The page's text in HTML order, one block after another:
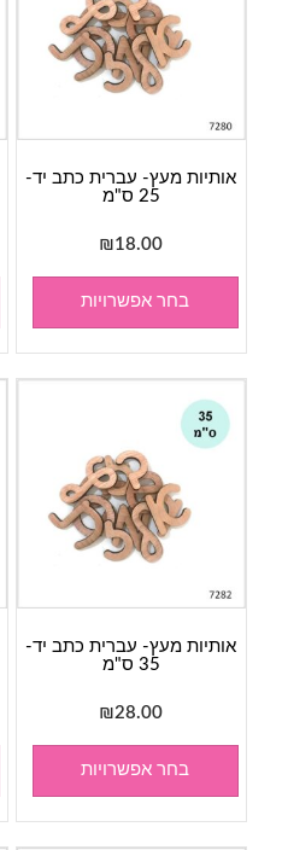
אותיות מעץ- עברית כתב יד-
25 ס"מ
₪18.00
בחר אפשרויות
אותיות מעץ- עברית כתב יד-
35 ס"מ
₪28.00
בחר אפשרויות